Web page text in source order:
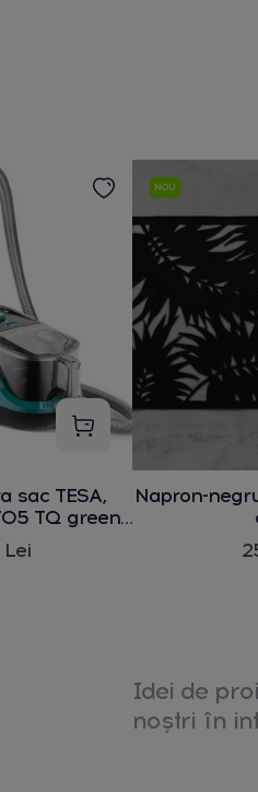
sac TESA,
TQ green,
W
NOU
Napron-
Idei de
noștri în